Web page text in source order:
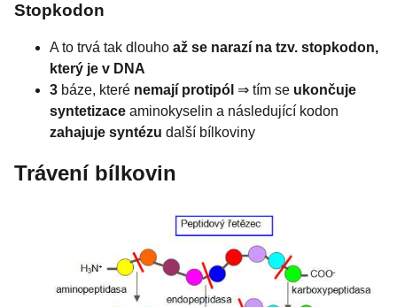
Stopkodon
A to trvá tak dlouho až se narazí na tzv. stopkodon,
který je v DNA
3 báze, které nemají protipól ⇒ tím se ukončuje
syntetizace aminokyselin a následující kodon
zahajuje syntézu další bílkoviny
Trávení bílkovin